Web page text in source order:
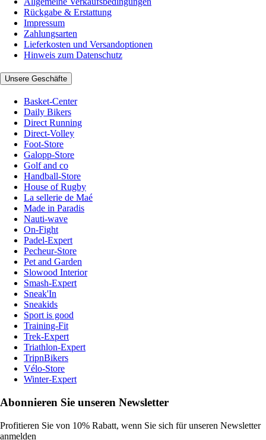
Rückgabe & Erstattung
Impressum
Zahlungsarten
Lieferkosten und Versandoptionen
Hinweis zum Datenschutz
Unsere Geschäfte
Basket-Center
Daily Bikers
Direct Running
Direct-Volley
Foot-Store
Galopp-Store
Golf and co
Handball-Store
House of Rugby
La sellerie de Maé
Made in Paradis
Nauti-wave
On-Fight
Padel-Expert
Pecheur-Store
Pet and Garden
Slowood Interior
Smash-Expert
Sneak'In
Sneakids
Sport is good
Training-Fit
Trek-Expert
Triathlon-Expert
TripnBikers
Vélo-Store
Winter-Expert
Abonnieren Sie unseren Newsletter
Profitieren Sie von 10% Rabatt, wenn Sie sich für unseren Newsletter
anmelden